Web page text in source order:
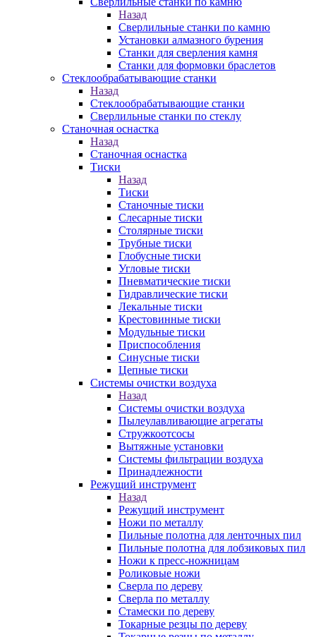
Назад
Сверлильные станки по камню
Установки алмазного бурения
Станки для сверления камня
Станки для формовки браслетов
Стеклообрабатывающие станки
Назад
Стеклообрабатывающие станки
Сверлильные станки по стеклу
Станочная оснастка
Назад
Станочная оснастка
Тиски
Назад
Тиски
Станочные тиски
Слесарные тиски
Столярные тиски
Трубные тиски
Глобусные тиски
Угловые тиски
Пневматические тиски
Гидравлические тиски
Лекальные тиски
Крестовинные тиски
Модульные тиски
Приспособления
Синусные тиски
Цепные тиски
Системы очистки воздуха
Назад
Системы очистки воздуха
Пылеулавливающие агрегаты
Стружкоотсосы
Вытяжные установки
Системы фильтрации воздуха
Принадлежности
Режущий инструмент
Назад
Режущий инструмент
Ножи по металлу
Пильные полотна для ленточных пил
Пильные полотна для лобзиковых пил
Ножи к пресс-ножницам
Роликовые ножи
Сверла по дереву
Сверла по металлу
Стамески по дереву
Токарные резцы по дереву